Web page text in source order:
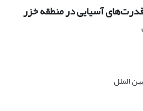
آسیایی در منطقه خزر
الملل